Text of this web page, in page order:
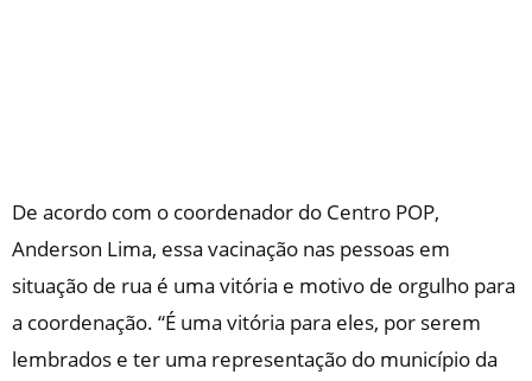
De acordo com o coordenador do Centro POP,
Anderson Lima, essa vacinação nas pessoas em
situação de rua é uma vitória e motivo de orgulho para
a coordenação. “É uma vitória para eles, por serem
lembrados e ter uma representação do município da